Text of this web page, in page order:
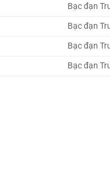
Bạc đạn
Bạc đạn
Bạc đạn
Bạc đạn